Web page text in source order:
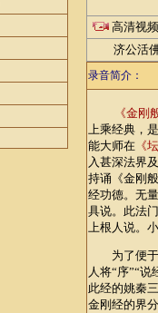
高清视
济公活佛
录音简介：
《金刚
上乘经典，
能大师在 《
入甚深法界
持诵《金刚
经功德。无
具说。此法
上根人说。
为了便于
人将“序”“说
此经的姚秦
金刚经的界